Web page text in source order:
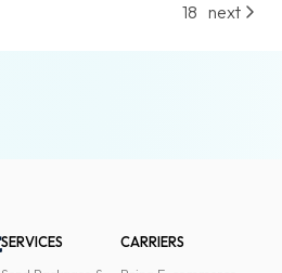
18 next
SERVICES
CARRIERS